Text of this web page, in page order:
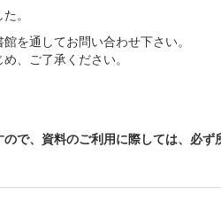
。
を通してお問い合わせ下さい。
、ご了承ください。
で、資料のご利用に際しては、必ず